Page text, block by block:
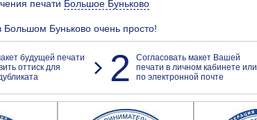
печати Большое Буньково
Большом Буньково очень просто!
будущей печати
оттиск для
2
Согласовать макет Вашей
печати в личном кабинете или
по электронной почте